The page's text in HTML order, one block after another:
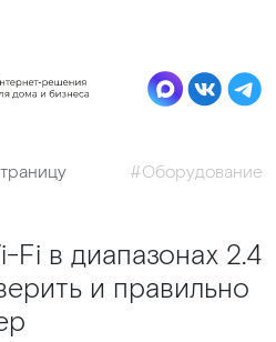
#Оборудование
в диапазонах 2.4
и правильно